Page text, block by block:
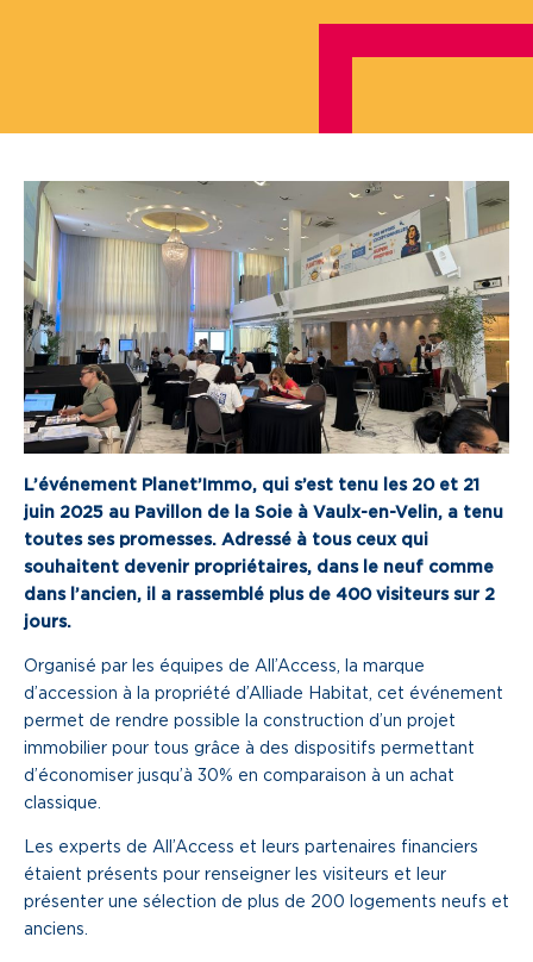
Devenir propriétaire
Vous êtes partenaire
Services aux territoires
Services aux habitants
Innovation
Notre vision
Notre projet d’entreprise
Une gouvernance de proximité
Notre histoire
Nous rejoindre
Notre culture
L’événement Planet’Immo, qui s’est tenu les 20 et 21
juin 2025 au Pavillon de la Soie à Vaulx-en-Velin, a tenu
toutes ses promesses. Adressé à tous ceux qui
souhaitent devenir propriétaires, dans le neuf comme
dans l’ancien, il a rassemblé plus de 400 visiteurs sur 2
jours.
Organisé par les équipes de All’Access, la marque
d’accession à la propriété d’Alliade Habitat, cet événement
permet de rendre possible la construction d’un projet
immobilier pour tous grâce à des dispositifs permettant
d’économiser jusqu’à 30% en comparaison à un achat
classique.
Les experts de All’Access et leurs partenaires financiers
étaient présents pour renseigner les visiteurs et leur
présenter une sélection de plus de 200 logements neufs et
anciens.